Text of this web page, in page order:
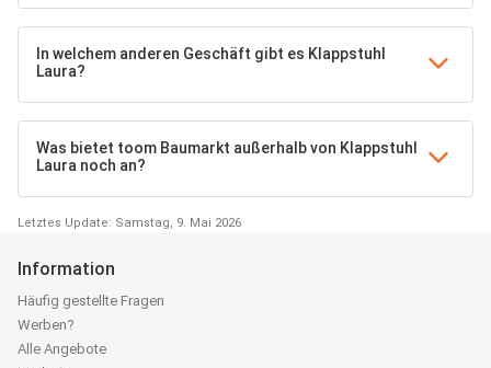
In welchem anderen Geschäft gibt es Klappstuhl
Laura?
Was bietet toom Baumarkt außerhalb von Klappstuhl
Laura noch an?
Letztes Update: Samstag, 9. Mai 2026
Information
Häufig gestellte Fragen
Werben?
Alle Angebote